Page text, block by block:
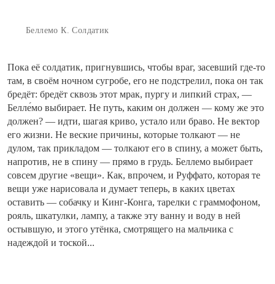
Беллемо К. Солдатик
Пока её солдатик, пригнувшись, чтобы враг, засевший где-то
там, в своём ночном сугробе, его не подстрелил, пока он так
бредёт: бредёт сквозь этот мрак, пургу и липкий страх, —
Белле́мо выбирает. Не путь, каким он должен — кому же это
должен? — идти, шагая криво, устало или браво. Не вектор
его жизни. Не веские причины, которые толкают — не
дулом, так прикладом — толкают его в спину, а может быть,
напротив, не в спину — прямо в грудь. Беллемо выбирает
совсем другие «вещи». Как, впрочем, и Руффато, которая те
вещи уже нарисовала и думает теперь, в каких цветах
оставить — собачку и Кинг-Конга, тарелки с граммофоном,
рояль, шкатулки, лампу, а также эту ванну и воду в ней
остывшую, и этого утёнка, смотрящего на мальчика с
надеждой и тоской...